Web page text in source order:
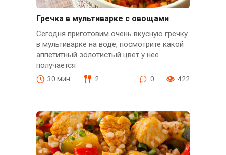
Гречка в мультиварке с овощами
Сегодня приготовим очень вкусную гречку
в мультиварке на воде, посмотрите какой
аппетитный золотистый цвет у нее
получается
30 мин. 2 0 422